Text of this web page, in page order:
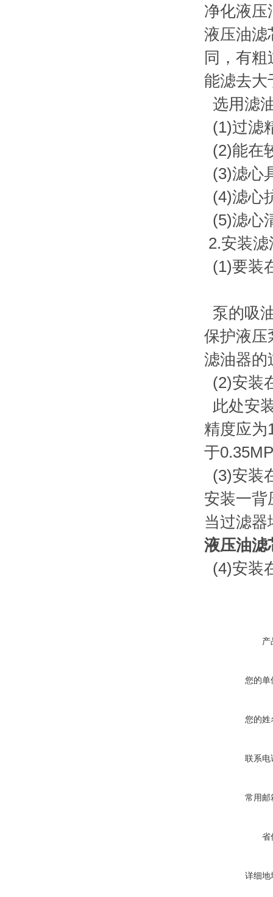
净化液压
液压油滤
同，有
能滤去大
选用滤
(1)过滤
(2)能在
(3)滤心
(4)滤心
(5)滤心
2.安装
(1)要装
泵的吸
保护液压
滤油器的
(2)安装
此处安
精度应为
于
(3)安装
安装一背
当过滤器
液压油滤
(4)安装
产
您的单
您的姓
联系电
常用邮
省
详细地